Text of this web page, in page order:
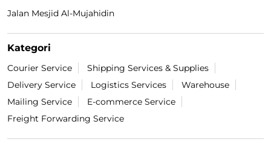
Jalan Mesjid Al-Mujahidin
Kategori
Courier Service
Shipping Services & Supplies
Delivery Service
Logistics Services
Warehouse
Mailing Service
E-commerce Service
Freight Forwarding Service